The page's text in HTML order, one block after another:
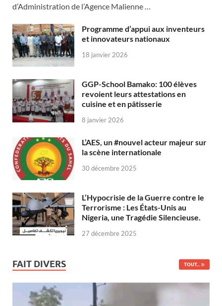
d’Administration de l’Agence Malienne …
Programme d’appui aux inventeurs
et innovateurs nationaux
18 janvier 2026
GGP-School Bamako: 100 élèves
revoient leurs attestations en
cuisine et en pâtisserie
8 janvier 2026
L’AES, un #nouvel acteur majeur sur
la scène internationale
30 décembre 2025
L’Hypocrisie de la Guerre contre le
Terrorisme : Les États-Unis au
Nigeria, une Tragédie Silencieuse.
27 décembre 2025
FAIT DIVERS TOUT...